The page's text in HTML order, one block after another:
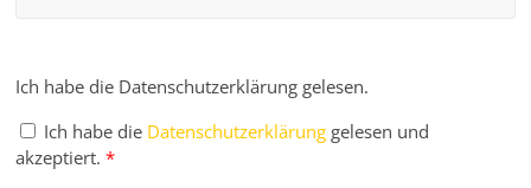
Ich habe die Datenschutzerklärung gelesen.
Ich habe die Datenschutzerklärung gelesen und
akzeptiert. *